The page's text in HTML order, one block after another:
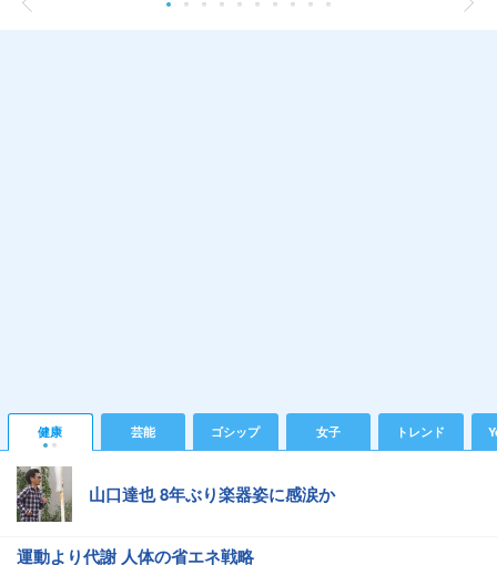
健康 芸能 ゴシップ 女子 トレンド
山口達也 8年ぶり楽器姿に感涙か
運動より代謝 人体の省エネ戦略